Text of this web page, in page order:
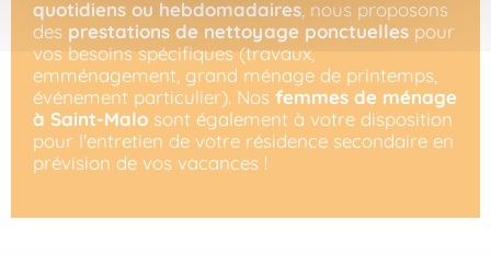
quotidiens ou hebdomadaires , nous proposons
des prestations de nettoyage ponctuelles pour
vos besoins spécifiques (travaux,
emménagement, grand ménage de printemps,
événement particulier). Nos femmes de ménage
à Saint-Malo sont également à votre disposition
pour l'entretien de votre résidence secondaire en
prévision de vos vacances !